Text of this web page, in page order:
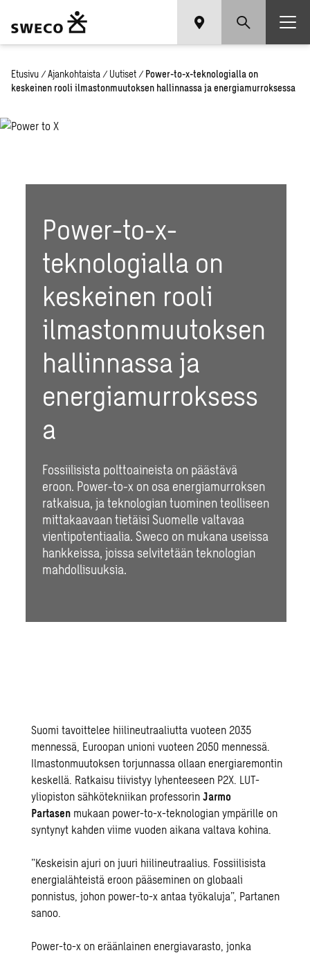
Etusivu / Ajankohtaista / Uutiset / Power-to-x-teknologialla on
keskeinen rooli ilmastonmuutoksen hallinnassa ja energiamurroksessa
Power-to-x-
teknologialla on
keskeinen rooli
ilmastonmuutoksen
hallinnassa ja
energiamurroksess
a
Fossiilisista polttoaineista on päästävä
eroon. Power-to-x on osa energiamurroksen
ratkaisua, ja teknologian tuominen teolliseen
mittakaavaan tietäisi Suomelle valtavaa
vientipotentiaalia. Sweco on mukana useissa
hankkeissa, joissa selvitetään teknologian
mahdollisuuksia.
Suomi tavoittelee hiilineutraaliutta vuoteen 2035
mennessä, Euroopan unioni vuoteen 2050 mennessä.
Ilmastonmuutoksen torjunnassa ollaan energiaremontin
keskellä. Ratkaisu tiivistyy lyhenteeseen P2X. LUT-
yliopiston sähkötekniikan professorinJarmo
Partasen mukaan power-to-x-teknologian ympärille on
syntynyt kahden viime vuoden aikana valtava kohina.
”Keskeisin ajuri on juuri hiilineutraalius. Fossiilisista
energialähteistä eroon pääseminen on globaali
ponnistus, johon power-to-x antaa työkaluja”, Partanen
sanoo.
Power-to-x on eräänlainen energiavarasto, jonka